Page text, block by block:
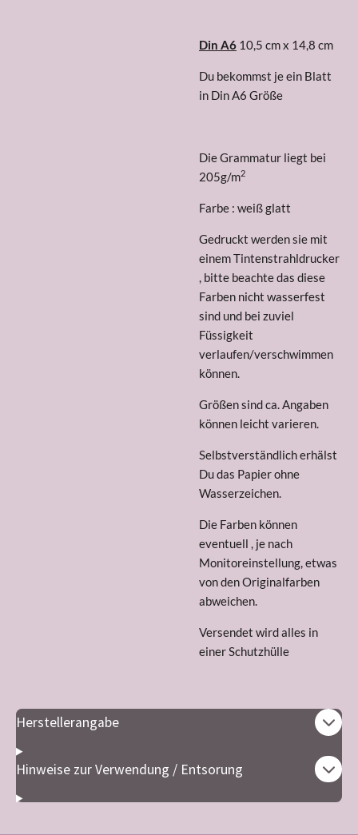
Din A6 10,5 cm x 14,8 cm
Du bekommst je ein Blatt
in Din A6 Größe
Die Grammatur liegt bei
205g/m2
Farbe : weiß glatt
Gedruckt werden sie mit
einem Tintenstrahldrucker
, bitte beachte das diese
Farben nicht wasserfest
sind und bei zuviel
Füssigkeit
verlaufen/verschwimmen
können.
Größen sind ca. Angaben
können leicht varieren.
Selbstverständlich erhälst
Du das Papier ohne
Wasserzeichen.
Die Farben können
eventuell , je nach
Monitoreinstellung, etwas
von den Originalfarben
abweichen.
Versendet wird alles in
einer Schutzhülle
Herstellerangabe
Hinweise zur Verwendung / Entsorung